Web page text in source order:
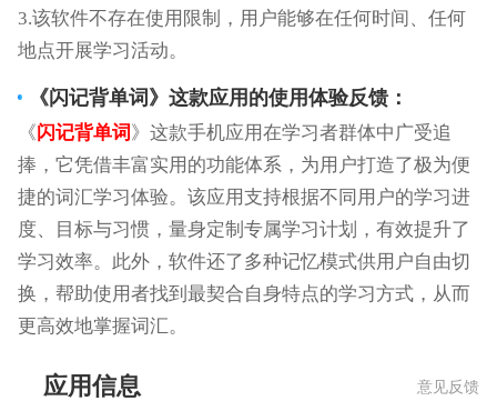
3.该软件不存在使用限制，用户能够在任何时间、任何
地点开展学习活动。
《闪记背单词 》这款应用的使用体验反馈：
《闪记背单词 》这款手机应用在学习者群体中广受追
捧，它凭借丰富实用的功能体系，为用户打造了极为便
捷的词汇学习体验。该应用支持根据不同用户的学习进
度、目标与习惯，量身定制专属学习计划，有效提升了
学习效率。此外，软件还了多种记忆模式供用户自由切
换，帮助使用者找到最契合自身特点的学习方式，从而
更高效地掌握词汇。
应用信息 意见反馈